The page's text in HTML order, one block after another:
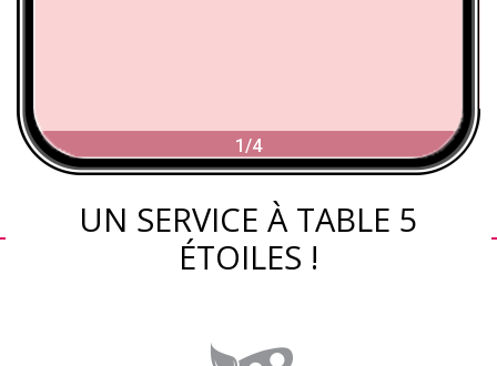
UN SERVICE À TABLE 5
ÉTOILES !